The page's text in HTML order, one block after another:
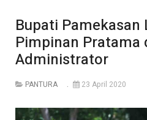
Bupati Pamekasan
Pimpinan Pratama
Administrator
PANTURA 23 April 2020